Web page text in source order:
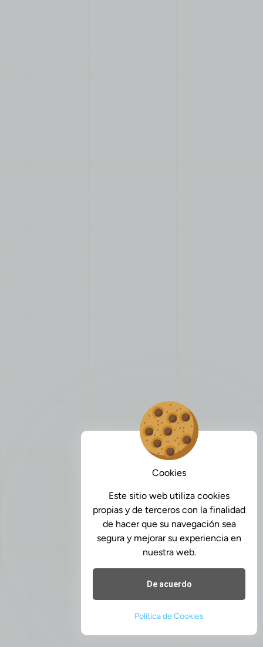
Cookies
Este sitio web utiliza cookies
propias y de terceros con la finalidad
de hacer que su navegación sea
segura y mejorar su experiencia en
nuestra web.
De acuerdo
Política de Cookies